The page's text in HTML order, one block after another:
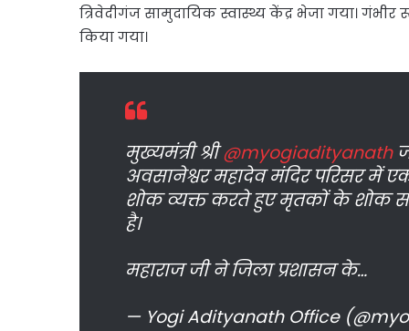
त्रिवेदीगंज सामुदायिक स्वास्थ्य केंद्र भेजा गया।
किया गया।
मुख्यमंत्री श्री@myogiadityanath
अवसानेश्वर महादेव मंदिर परिसर में एक
शोक व्यक्त करते हुए मृतकों के शोक
है।
महाराज जी ने जिला प्रशासन के…
— Yogi Adityanath Office